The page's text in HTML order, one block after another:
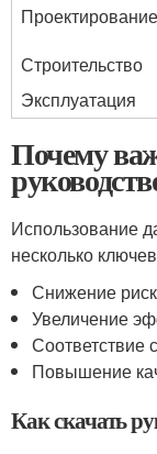
Проектирование
Строительство
Эксплуатация
Почему
Использование
несколько
Снижение
Увеличение
Соответствие
Повышение
Как скачать